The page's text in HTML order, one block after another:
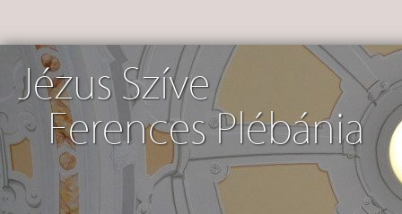
Jézus Szíve
Ferences Plébánia